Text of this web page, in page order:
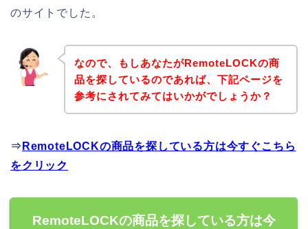
のサイトでした。
なので、もしあなたがRemoteLOCKの商
品を探しているのであれば、下記ページを
参考にされてみてはいかがでしょうか？
⇒ RemoteLOCKの商品を探している方は今すぐこちら
をクリック
RemoteLOCKの商品を探している方は今